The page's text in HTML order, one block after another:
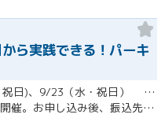
ら実践できる！パーキ
9/22（火・祝日)、9/23（水・祝日） 20：30～22：00開催
ZOOMにて開催。お申し込み後、振込先の案内メールをお送り致します。